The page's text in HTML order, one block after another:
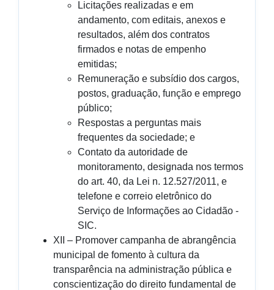
Licitações realizadas e em
andamento, com editais, anexos e
resultados, além dos contratos
firmados e notas de empenho
emitidas;
Remuneração e subsídio dos cargos,
postos, graduação, função e emprego
público;
Respostas a perguntas mais
frequentes da sociedade; e
Contato da autoridade de
monitoramento, designada nos termos
do art. 40, da Lei n. 12.527/2011, e
telefone e correio eletrônico do
Serviço de Informações ao Cidadão -
SIC.
XII – Promover campanha de abrangência
municipal de fomento à cultura da
transparência na administração pública e
conscientização do direito fundamental de